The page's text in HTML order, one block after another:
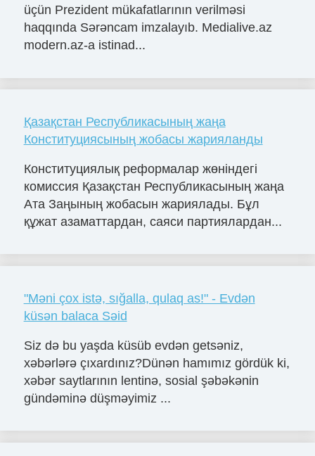
üçün Prezident mükafatlarının verilməsi
haqqında Sərəncam imzalayıb. Medialive.az
modern.az-a istinad...
Қазақстан Республикасының жаңа
Конституциясының жобасы жарияланды
Конституциялық реформалар жөніндегі
комиссия Қазақстан Республикасының жаңа
Ата Заңының жобасын жариялады. Бұл
құжат азаматтардан, саяси партиялардан...
"Məni çox istə, sığalla, qulaq as!" - Evdən
küsən balaca Səid
Siz də bu yaşda küsüb evdən getsəniz,
xəbərlərə çıxardınız?Dünən hamımız gördük ki,
xəbər saytlarının lentinə, sosial şəbəkənin
gündəminə düşməyimiz ...